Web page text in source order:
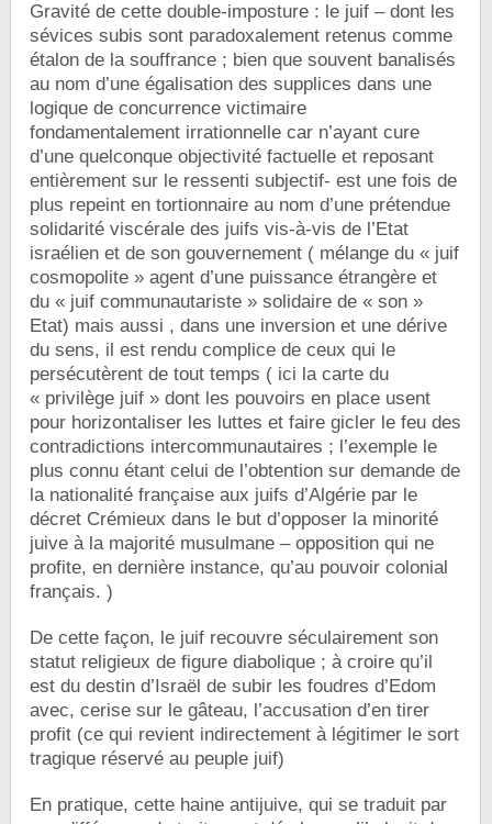
Gravité de cette double-imposture : le juif – dont les
sévices subis sont paradoxalement retenus comme
étalon de la souffrance ; bien que souvent banalisés
au nom d’une égalisation des supplices dans une
logique de concurrence victimaire
fondamentalement irrationnelle car n’ayant cure
d’une quelconque objectivité factuelle et reposant
entièrement sur le ressenti subjectif- est une fois de
plus repeint en tortionnaire au nom d’une prétendue
solidarité viscérale des juifs vis-à-vis de l’Etat
israélien et de son gouvernement ( mélange du « juif
cosmopolite » agent d’une puissance étrangère et
du « juif communautariste » solidaire de « son »
Etat) mais aussi , dans une inversion et une dérive
du sens, il est rendu complice de ceux qui le
persécutèrent de tout temps ( ici la carte du
« privilège juif » dont les pouvoirs en place usent
pour horizontaliser les luttes et faire gicler le feu des
contradictions intercommunautaires ; l’exemple le
plus connu étant celui de l’obtention sur demande de
la nationalité française aux juifs d’Algérie par le
décret Crémieux dans le but d’opposer la minorité
juive à la majorité musulmane – opposition qui ne
profite, en dernière instance, qu’au pouvoir colonial
français. )
De cette façon, le juif recouvre séculairement son
statut religieux de figure diabolique ; à croire qu’il
est du destin d’Israël de subir les foudres d’Edom
avec, cerise sur le gâteau, l’accusation d’en tirer
profit (ce qui revient indirectement à légitimer le sort
tragique réservé au peuple juif)
En pratique, cette haine antijuive, qui se traduit par